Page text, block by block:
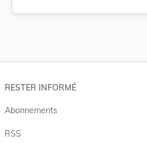
RESTER INFORMÉ
Abonnements
RSS